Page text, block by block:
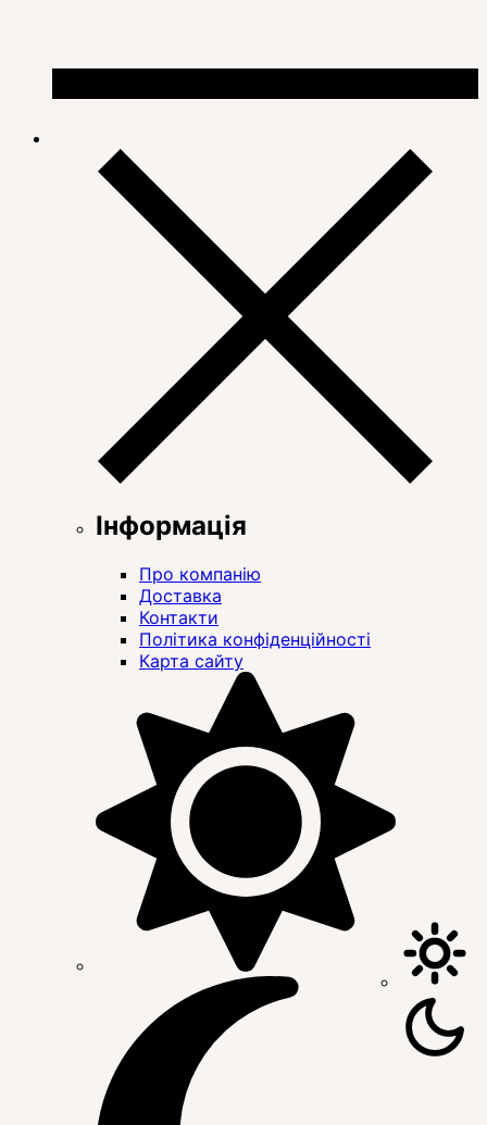
Інформація
Про компанію
Доставка
Контакти
Політика конфіденційності
Карта сайту